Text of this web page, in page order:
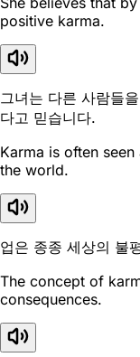
positive karma.
그녀는 다른 사람들
다고 믿습니다.
Karma is often
the world.
업은 종종 세상의 불
The concept of
consequences.